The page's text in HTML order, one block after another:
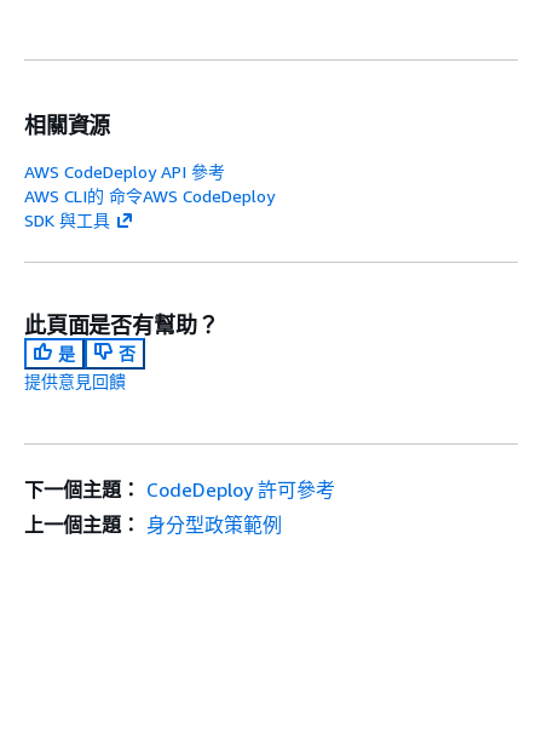
相關資源
AWS CodeDeploy API 參考
AWS CLI的 命令AWS CodeDeploy
SDK 與工具
此頁面是否有幫助？
是
否
提供意見回饋
下一個主題： CodeDeploy 許可參考
上一個主題： 身分型政策範例